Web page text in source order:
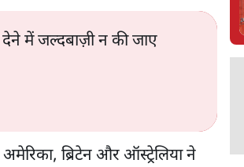
देने में जल्दबाज़ी न की जाए
ब्रिटेन और ऑस्ट्रेलिया ने